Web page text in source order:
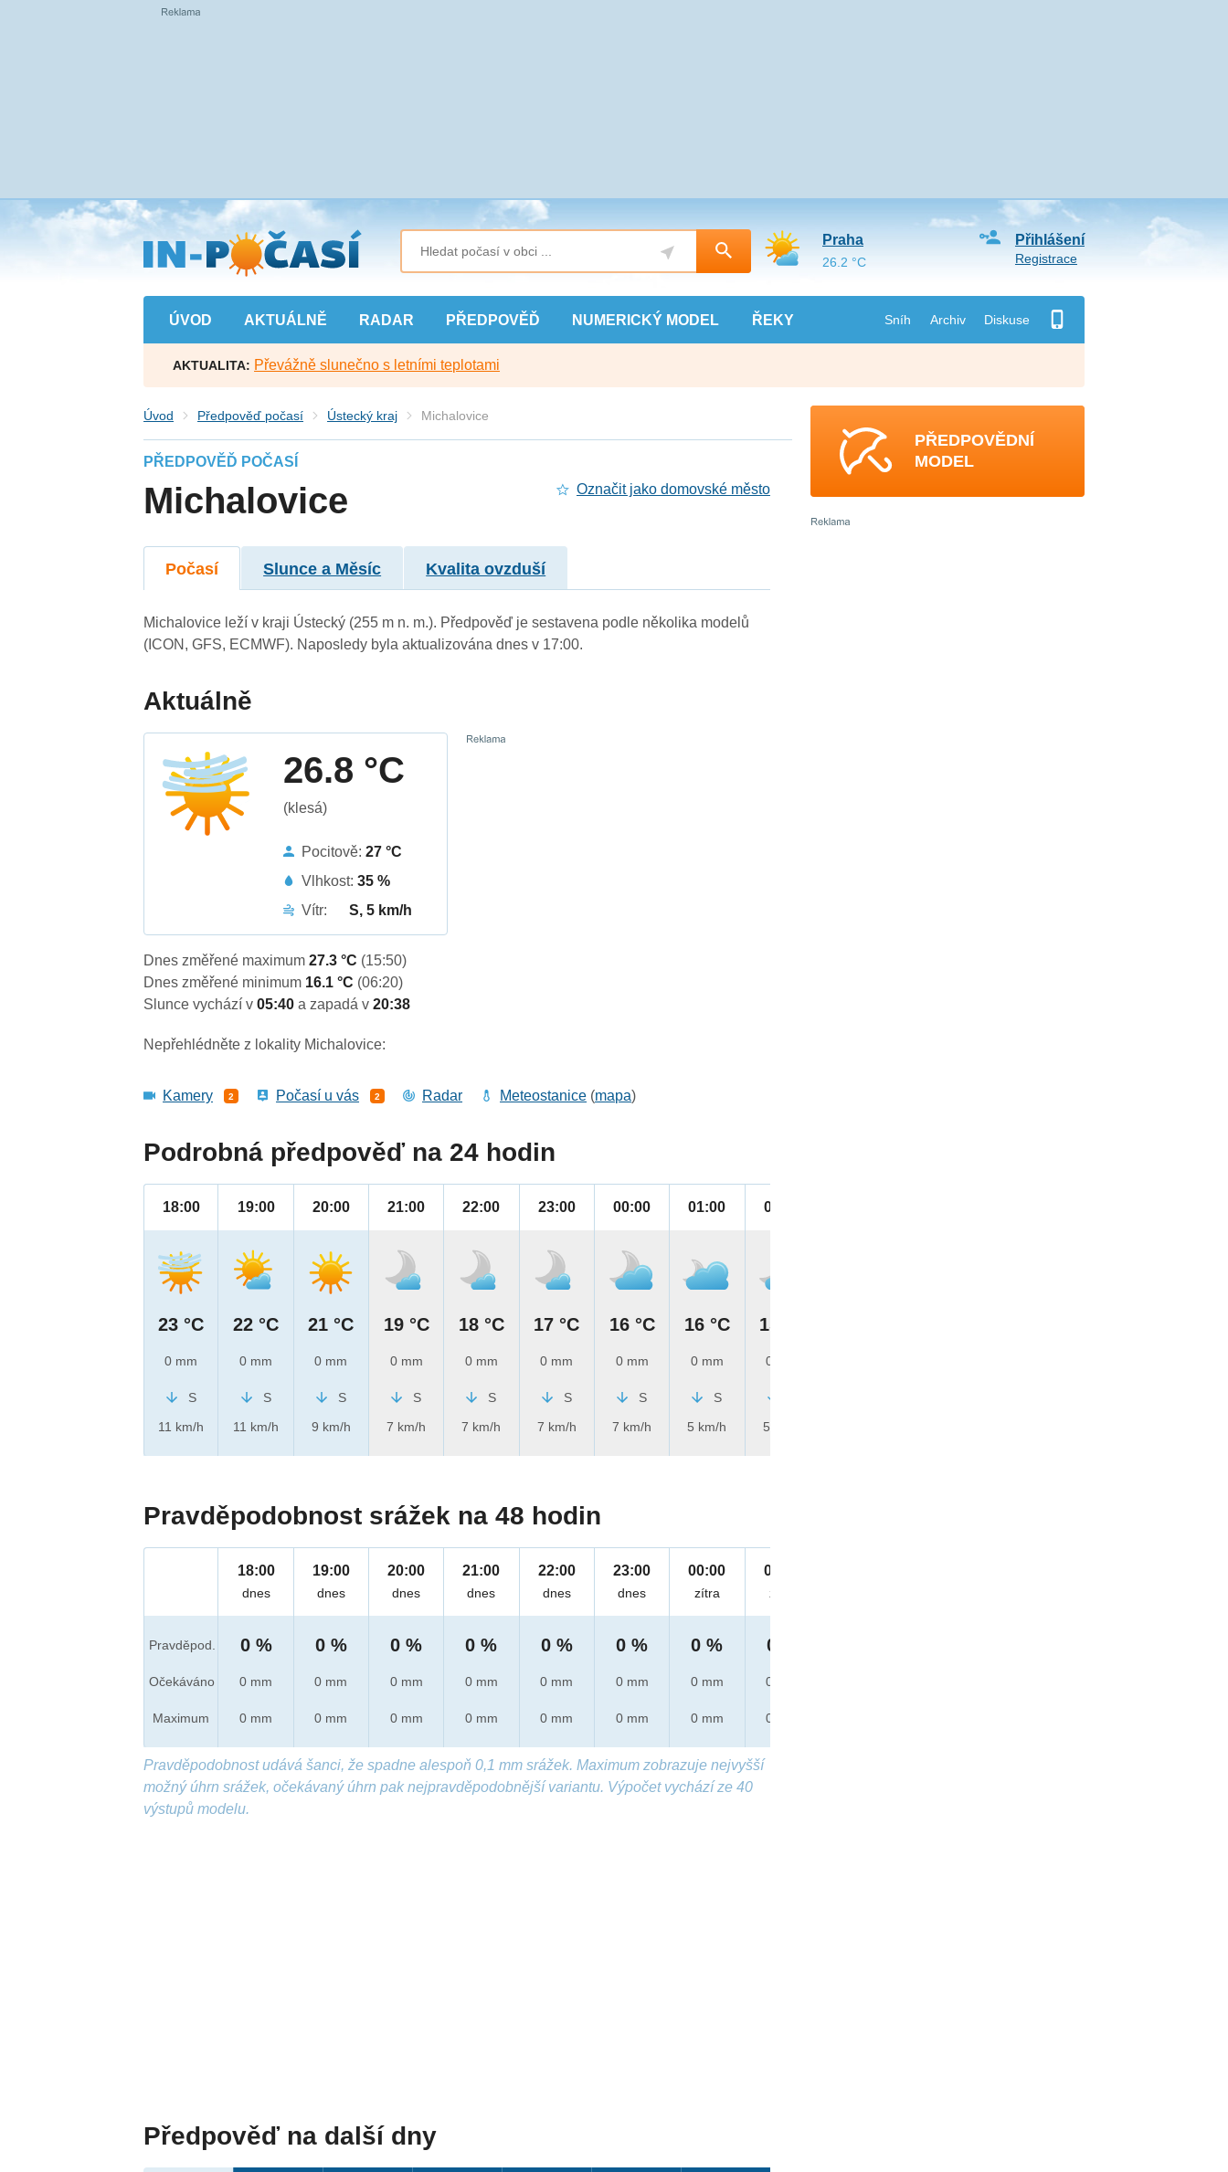
Přejít
na
hlavní
obsah
ÚVOD AKTUÁLNĚ RADAR PŘEDPOVĚĎ NUMERICKÝ MODEL ŘEKY Sníh Archiv Diskuse
Přihlášení
Registrace
Praha
26.2 °C
AKTUALITA: Převážně slunečno s letními teplotami
Úvod Předpověď počasí Ústecký kraj Michalovice
PŘEDPOVĚĎ POČASÍ
Michalovice Označit jako domovské město
Počasí Slunce a Měsíc Kvalita ovzduší
Michalovice leží v kraji Ústecký (255 m n. m.). Předpověď je sestavena podle několika modelů
(ICON, GFS, ECMWF). Naposledy byla aktualizována dnes v 17:00.
Aktuálně
26.8 °C
(klesá)
Pocitově:27 °C
Vlhkost:35 %
Vítr:
S, 5 km/h
Dnes změřené maximum27.3 °C (15:50)
Dnes změřené minimum 16.1 °C (06:20)
Slunce vychází v05:40a zapadá v20:38
Nepřehlédněte z lokality Michalovice:
Kamery 2 Počasí u vás 2 Radar Meteostanice (mapa)
Podrobná předpověď na 24 hodin
18:00
23 °C
0 mm
S
11 km/h
19:00
22 °C
0 mm
S
11 km/h
20:00
21 °C
0 mm
S
9 km/h
21:00
19 °C
0 mm
S
7 km/h
22:00
18 °C
0 mm
S
7 km/h
23:00
17 °C
0 mm
S
7 km/h
00:00
16 °C
0 mm
S
7 km/h
01:00
16 °C
0 mm
S
5 km/h
02:00
15 °C
0 mm
5 km/h
Pravděpodobnost srážek na 48 hodin
Pravděpod.
Očekáváno
Maximum
18:00
dnes
0 %
0 mm
0 mm
19:00
dnes
0 %
0 mm
0 mm
20:00
dnes
0 %
0 mm
0 mm
21:00
dnes
0 %
0 mm
0 mm
22:00
dnes
0 %
0 mm
0 mm
23:00
dnes
0 %
0 mm
0 mm
00:00
zítra
0 %
0 mm
0 mm
01:00
zítra
0 %
0 mm
0 mm
Pravděpodobnost udává šanci, že spadne alespoň 0,1 mm srážek. Maximum zobrazuje nejvyšší
možný úhrn srážek, očekávaný úhrn pak nejpravděpodobnější variantu. Výpočet vychází ze 40
výstupů modelu.
Předpověď na další dny
PŘEDPOVĚDNÍ
MODEL